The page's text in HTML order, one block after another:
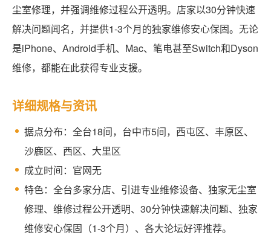
尘室修理，并强调维修过程公开透明。店家以30分钟快速
解决问题闻名，并提供1-3个月的独家维修安心保固。无论
是iPhone、Android手机、Mac、笔电甚至Switch和Dyson
维修，都能在此获得专业支援。
详细规格与资讯
据点分布：全台18间，台中市5间，西屯区、丰原区、
沙鹿区、西区、大里区
成立时间：官网无
特色：全台多家分店、引进专业维修设备、独家无尘室
修理、维修过程公开透明、30分钟快速解决问题、独家
维修安心保固（1-3个月）、各大论坛好评推荐。